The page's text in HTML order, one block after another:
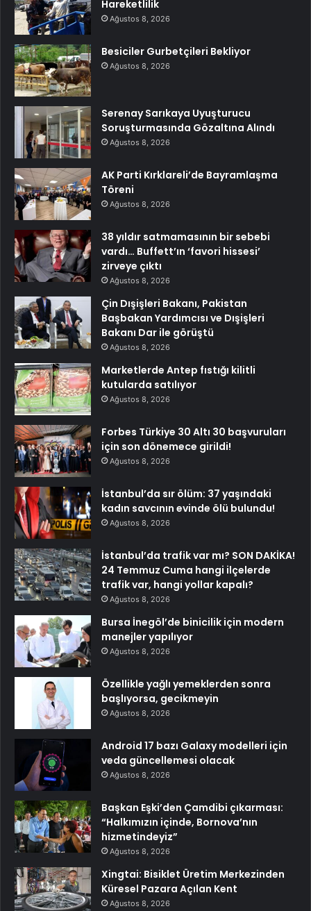
Hareketlilik
Ağustos 8, 2026
Besiciler Gurbetçileri Bekliyor
Ağustos 8, 2026
Serenay Sarıkaya Uyuşturucu
Soruşturmasında Gözaltına Alındı
Ağustos 8, 2026
AK Parti Kırklareli’de Bayramlaşma
Töreni
Ağustos 8, 2026
38 yıldır satmamasının bir sebebi
vardı… Buffett’ın ‘favori hissesi’
zirveye çıktı
Ağustos 8, 2026
Çin Dışişleri Bakanı, Pakistan
Başbakan Yardımcısı ve Dışişleri
Bakanı Dar ile görüştü
Ağustos 8, 2026
Marketlerde Antep fıstığı kilitli
kutularda satılıyor
Ağustos 8, 2026
Forbes Türkiye 30 Altı 30 başvuruları
için son dönemece girildi!
Ağustos 8, 2026
İstanbul’da sır ölüm: 37 yaşındaki
kadın savcının evinde ölü bulundu!
Ağustos 8, 2026
İstanbul’da trafik var mı? SON DAKİKA!
24 Temmuz Cuma hangi ilçelerde
trafik var, hangi yollar kapalı?
Ağustos 8, 2026
Bursa İnegöl’de binicilik için modern
manejler yapılıyor
Ağustos 8, 2026
Özellikle yağlı yemeklerden sonra
başlıyorsa, gecikmeyin
Ağustos 8, 2026
Android 17 bazı Galaxy modelleri için
veda güncellemesi olacak
Ağustos 8, 2026
Başkan Eşki’den Çamdibi çıkarması:
“Halkımızın içinde, Bornova’nın
hizmetindeyiz”
Ağustos 8, 2026
Xingtai: Bisiklet Üretim Merkezinden
Küresel Pazara Açılan Kent
Ağustos 8, 2026